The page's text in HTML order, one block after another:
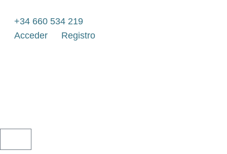
contenido
+34 660 534 219
Acceder
Registro